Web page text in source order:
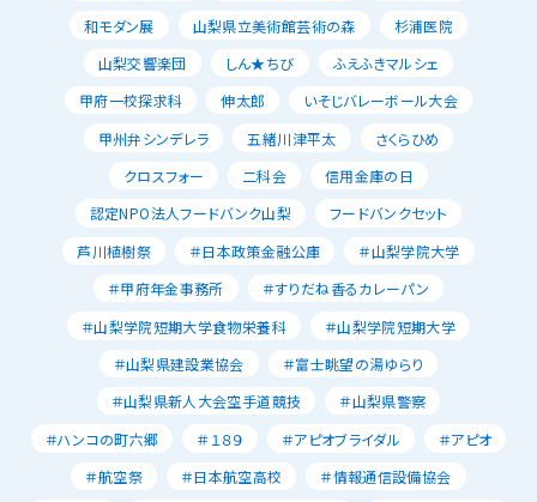
和モダン展
山梨県立美術館芸術の森
杉浦医院
山梨交響楽団
しん★ちび
ふえふきマルシェ
甲府一校探求科
伸太郎
いそじバレーボール大会
甲州弁シンデレラ
五緒川津平太
さくらひめ
クロスフォー
二科会
信用金庫の日
認定NPO法人フードバンク山梨
フードバンクセット
芦川植樹祭
＃日本政策金融公庫
＃山梨学院大学
＃甲府年金事務所
＃すりだね香るカレーパン
＃山梨学院短期大学食物栄養科
＃山梨学院短期大学
＃山梨県建設業協会
＃富士眺望の湯ゆらり
＃山梨県新人大会空手道競技
＃山梨県警察
＃ハンコの町六郷
＃１８９ ＃アピオブライダル
＃アピオ
＃航空祭
＃日本航空高校
＃情報通信設備協会